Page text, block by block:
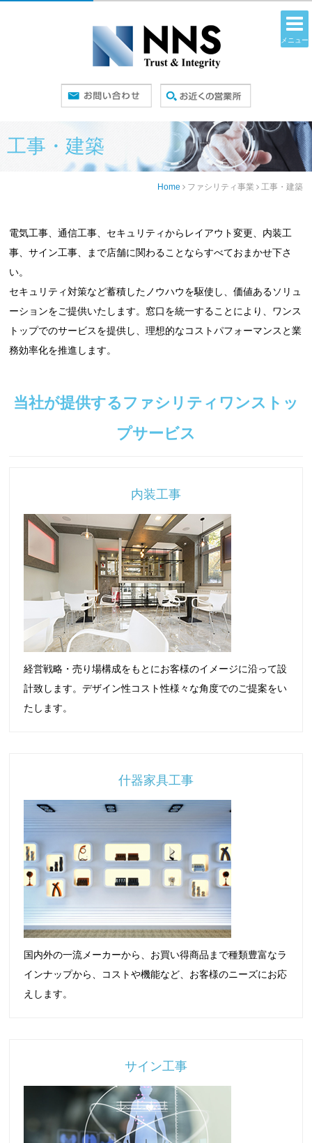
メニュー
工事・建築
Home ファシリティ事業 工事・建築
電気工事、通信工事、セキュリティからレイアウト変更、内装工
事、サイン工事、まで店舗に関わることならすべておまかせ下さ
い。
セキュリティ対策など蓄積したノウハウを駆使し、価値あるソリュ
ーションをご提供いたします。窓口を統一することにより、ワンス
トップでのサービスを提供し、理想的なコストパフォーマンスと業
務効率化を推進します。
当社が提供するファシリティワンストッ
プサービス
内装工事
経営戦略・売り場構成をもとにお客様のイメージに沿って設
計致します。デザイン性コスト性様々な角度でのご提案をい
たします。
什器家具工事
国内外の一流メーカーから、お買い得商品まで種類豊富なラ
インナップから、コストや機能など、お客様のニーズにお応
えします。
サイン工事